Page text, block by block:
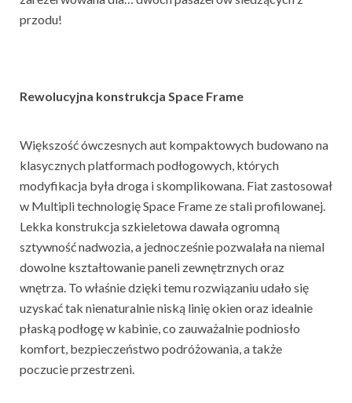
przodu!
Rewolucyjna konstrukcja Space Frame
Większość ówczesnych aut kompaktowych budowano na
klasycznych platformach podłogowych, których
modyfikacja była droga i skomplikowana. Fiat zastosował
w Multipli technologię Space Frame ze stali profilowanej.
Lekka konstrukcja szkieletowa dawała ogromną
sztywność nadwozia, a jednocześnie pozwalała na niemal
dowolne kształtowanie paneli zewnętrznych oraz
wnętrza. To właśnie dzięki temu rozwiązaniu udało się
uzyskać tak nienaturalnie niską linię okien oraz idealnie
płaską podłogę w kabinie, co zauważalnie podniosło
komfort, bezpieczeństwo podróżowania, a także
poczucie przestrzeni.